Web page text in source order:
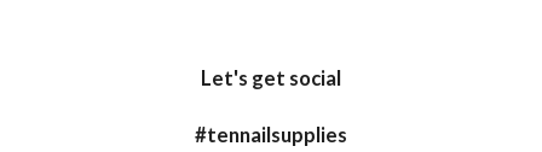
Let's get social
#tennailsupplies